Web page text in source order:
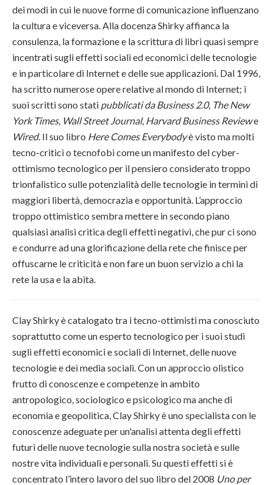
dei modi in cui le nuove forme di comunicazione influenzano
la cultura e viceversa. Alla docenza Shirky affianca la
consulenza, la formazione e la scrittura di libri quasi sempre
incentrati sugli effetti sociali ed economici delle tecnologie
e in particolare di Internet e delle sue applicazioni. Dal 1996,
ha scritto numerose opere relative al mondo di Internet; i
suoi scritti sono stati pubblicati da Business 2.0, The New
York Times, Wall Street Journal, Harvard Business Reviewe
Wired. Il suo libro Here Comes Everybodyè visto ma molti
tecno-critici o tecnofobi come un manifesto del cyber-
ottimismo tecnologico per il pensiero considerato troppo
trionfalistico sulle potenzialità delle tecnologie in termini di
maggiori libertà, democrazia e opportunità. L’approccio
troppo ottimistico sembra mettere in secondo piano
qualsiasi analisi critica degli effetti negativi, che pur ci sono
e condurre ad una glorificazione della rete che finisce per
offuscarne le criticità e non fare un buon servizio a chi la
rete la usa e la abita.
Clay Shirky è catalogato tra i tecno-ottimisti ma conosciuto
soprattutto come un esperto tecnologico per i suoi studi
sugli effetti economici e sociali di Internet, delle nuove
tecnologie e dei media sociali. Con un approccio olistico
frutto di conoscenze e competenze in ambito
antropologico, sociologico e psicologico ma anche di
economia e geopolitica, Clay Shirky è uno specialista con le
conoscenze adeguate per un'analisi attenta degli effetti
futuri delle nuove tecnologie sulla nostra società e sulle
nostre vita individuali e personali. Su questi effetti si è
concentrato l’intero lavoro del suo libro del 2008 Uno per